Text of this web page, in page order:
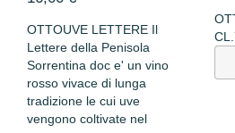
OTTOUVE LETTERE Il
Lettere della Penisola
Sorrentina doc e' un vino
rosso vivace di lunga
tradizione le cui uve
vengono coltivate nel